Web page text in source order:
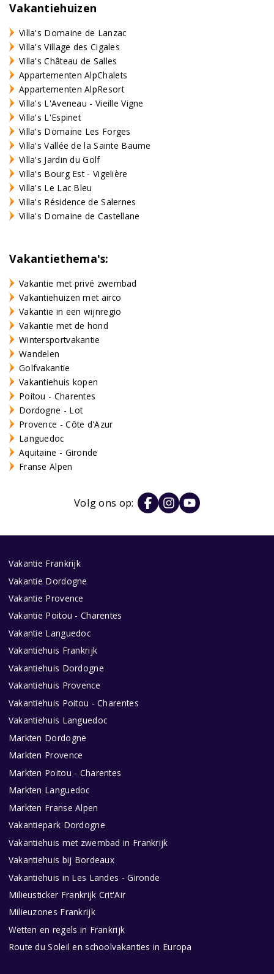
Vakantiehuizen
Villa's Domaine de Lanzac
Villa's Village des Cigales
Villa's Château de Salles
Appartementen AlpChalets
Appartementen AlpResort
Villa's L'Aveneau - Vieille Vigne
Villa's L'Espinet
Villa's Domaine Les Forges
Villa's Vallée de la Sainte Baume
Villa's Jardin du Golf
Villa's Bourg Est - Vigelière
Villa's Le Lac Bleu
Villa's Résidence de Salernes
Villa's Domaine de Castellane
Vakantiethema's:
Vakantie met privé zwembad
Vakantiehuizen met airco
Vakantie in een wijnregio
Vakantie met de hond
Wintersportvakantie
Wandelen
Golfvakantie
Vakantiehuis kopen
Poitou - Charentes
Dordogne - Lot
Provence - Côte d'Azur
Languedoc
Aquitaine - Gironde
Franse Alpen
Volg ons op:
Vakantie Frankrijk
Vakantie Dordogne
Vakantie Provence
Vakantie Poitou - Charentes
Vakantie Languedoc
Vakantiehuis Frankrijk
Vakantiehuis Dordogne
Vakantiehuis Provence
Vakantiehuis Poitou - Charentes
Vakantiehuis Languedoc
Markten Dordogne
Markten Provence
Markten Poitou - Charentes
Markten Languedoc
Markten Franse Alpen
Vakantiepark Dordogne
Vakantiehuis met zwembad in Frankrijk
Vakantiehuis bij Bordeaux
Vakantiehuis in Les Landes - Gironde
Milieusticker Frankrijk Crit'Air
Milieuzones Frankrijk
Wetten en regels in Frankrijk
Route du Soleil en schoolvakanties in Europa